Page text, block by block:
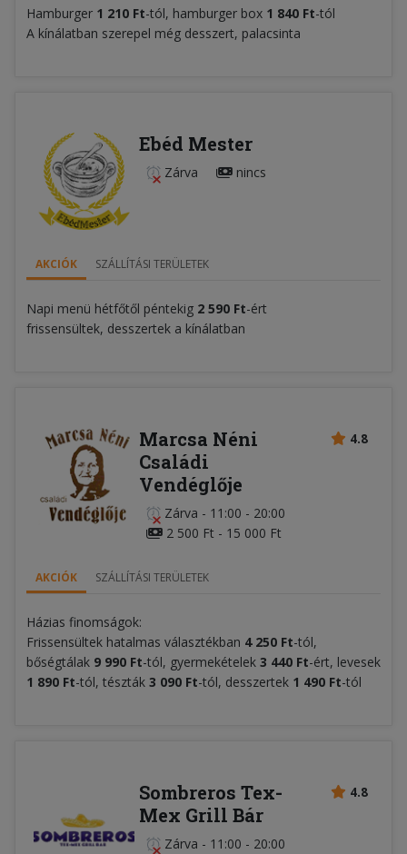
Hamburger 1 210 Ft-tól, hamburger box 1 840 Ft-tól
A kínálatban szerepel még desszert, palacsinta
Ebéd Mester
Zárva nincs
AKCIÓK SZÁLLÍTÁSI TERÜLETEK
Napi menü hétfőtől péntekig 2 590 Ft-ért
frissensültek, desszertek a kínálatban
4.8
Marcsa Néni
Családi
Vendéglője
Zárva - 11:00 - 20:00
2 500 Ft - 15 000 Ft
AKCIÓK SZÁLLÍTÁSI TERÜLETEK
Házias finomságok:
Frissensültek hatalmas választékban 4 250 Ft-tól,
bőségtálak 9 990 Ft-tól, gyermekételek 3 440 Ft-ért, levesek
1 890 Ft-tól, tészták 3 090 Ft-tól, desszertek 1 490 Ft-tól
4.8
Sombreros Tex-
Mex Grill Bár
Zárva - 11:00 - 20:00